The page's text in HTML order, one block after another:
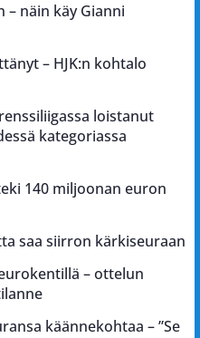
näin käy Gianni
– HJK:n kohtalo
loistanut
kategoriassa
140 miljoonan euron
saa siirron kärkiseuraan
– ottelun
käännekohtaa – ”Se